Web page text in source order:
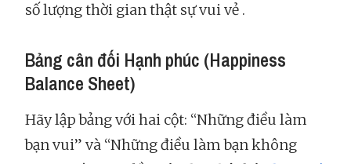
số lượng thời gian thật sự vui vẻ .
Bảng cân đối Hạnh phúc (Happiness
Balance Sheet)
Hãy lập bảng với hai cột: “Những điều làm
bạn vui” và “Những điều làm bạn không